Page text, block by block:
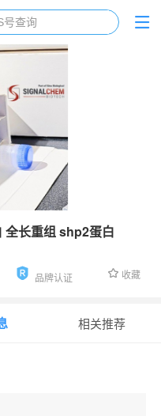
长重组 shp2蛋白
品牌认证 收藏
相关推荐